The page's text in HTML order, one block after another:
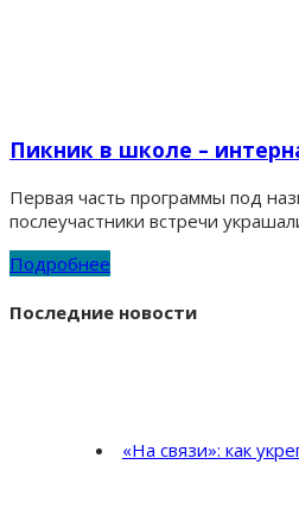
Пикник в школе –
Первая часть программы под
послеучастники встречи
Подробнее
Последние новости
«На связи»: как